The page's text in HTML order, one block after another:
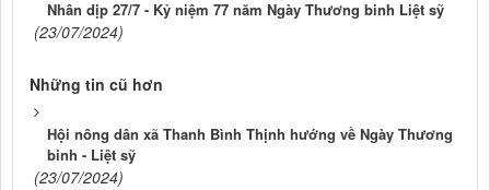
Nhân dịp 27/7 - Kỷ niệm 77 năm Ngày Thương binh Liệt sỹ
(23/07/2024)
Những tin cũ hơn
Hội nông dân xã Thanh Bình Thịnh hướng về Ngày Thương
binh - Liệt sỹ
(23/07/2024)